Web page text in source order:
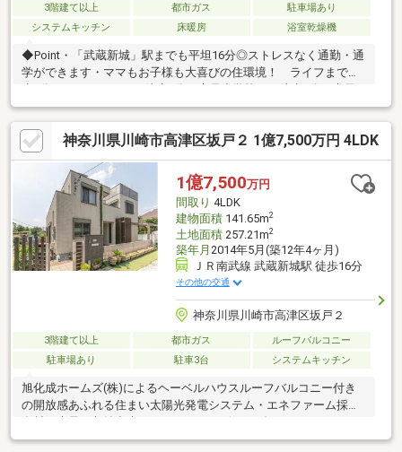
3階建て以上 都市ガス
駐車場あり
システムキッチン
床暖房 浴室乾燥機
◆Point・「武蔵新城」駅までも平坦16分◎ストレスなく通勤・通
学ができます・ママもお子様も大喜びの住環境！ ライフまで徒
公園まで徒歩3分、末長宗田公園まで徒歩3分・目の前が抜ける開
放感！T字路が生んだ、光と風が通り抜ける築浅2SLDK・限られ
た空間を無駄にしないスマートな設計。玄関と3階に賢く収納を配
置・リビングには足元から温まる床暖房を完備 階段側には冷暖
房の風を逃さないロールカーテンを備え、年中快適で省エネな暮
らしを実現◆既存設備サポート保証を無料付帯！中古物件をご購
入する際の不安をサポートさせて頂きます。
神奈川県川崎市高津区坂戸２ 1億7,500万円 4LDK
1億7,500万円
間取り 4LDK
建物面積141.65m2
土地面積257.21m2
築年月 2014年5月(築12年4ヶ月)
ＪＲ南武線 武蔵新城駅 徒歩16分
その他の交通
神奈川県川崎市高津区坂戸２
3階建て以上 都市ガス
ルーフバルコニー
駐車場あり
駐車3台 システムキッチン
旭化成ホームズ(株)によるヘーベルハウスルーフバルコニー付き
の開放感あふれる住まい太陽光発電システム・エネファーム採用
ンに床暖房5.1chサラウンドのスピーカー各居室、開口部が2箇所